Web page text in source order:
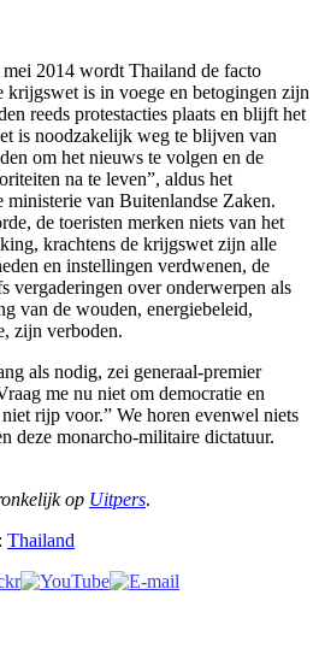
mei 2014 wordt Thailand de facto
krijgswet is in voege en betogingen zijn
reeds protestacties plaats en blijft het
is noodzakelijk weg te blijven van
om het nieuws te volgen en de
na te leven”, aldus het
ministerie van Buitenlandse Zaken.
de toeristen merken niets van het
krachtens de krijgswet zijn alle
en instellingen verdwenen, de
vergaderingen over onderwerpen als
van de wouden, energiebeleid,
zijn verboden.
als nodig, zei generaal-premier
me nu niet om democratie en
rijp voor.” We horen evenwel niets
deze monarcho-militaire dictatuur.
op Uitpers.
Thailand